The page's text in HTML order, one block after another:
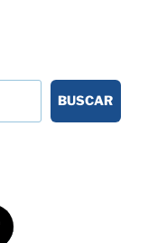
BUSCAR